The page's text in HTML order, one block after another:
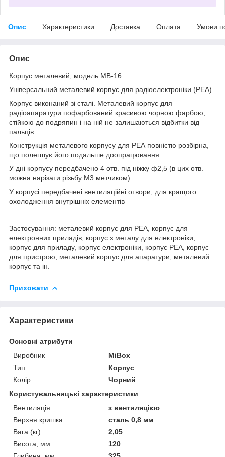
Опис Характеристики Доставка Оплата Умови
Опис
Корпус металевий, модель MB-16
Універсальний металевий корпус для радіоелектроніки (РЕА).
Корпус виконаний зі сталі. Металевий корпус для
радіоапаратури пофарбований красивою чорною фарбою,
стійкою до подряпин і на ній не залишаються відбитки від
пальців.
Конструкція металевого корпусу для РЕА повністю розбірна,
що полегшує його подальше доопрацювання.
У дні корпусу передбачено 4 отв. під ніжку ф2,5 (в цих отв.
можна нарізати різьбу М3 метчиком).
У корпусі передбачені вентиляційні отвори, для кращого
охолодження внутрішніх елементів
Застосування: металевий корпус для РЕА, корпус для
електронних приладів, корпус з металу для електроніки,
корпус для приладу, корпус електроніки, корпус РЕА, корпус
для пристрою, металевий корпус для апаратури, металевий
корпус та ін.
Приховати
Характеристики
Основні атрибути
Виробник
MiBox
Тип
Корпус
Колір
Чорний
Користувальницькі характеристики
Вентиляція
з вентиляцією
Верхня кришка
сталь 0,8 мм
Вага (кг)
2,05
Висота, мм
120